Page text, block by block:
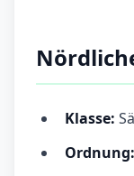
Klasse:
Ordnung: